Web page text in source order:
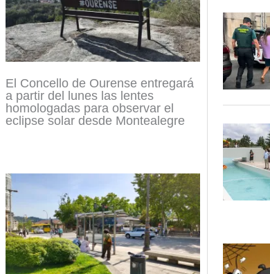
El Concello de Ourense entregará
a partir del lunes las lentes
homologadas para observar el
eclipse solar desde Montealegre